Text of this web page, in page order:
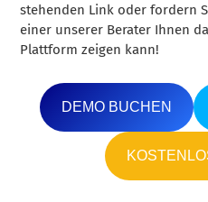
stehenden Link oder fordern
einer unserer Berater Ihnen
Plattform zeigen kann!
DEMO BUCHEN